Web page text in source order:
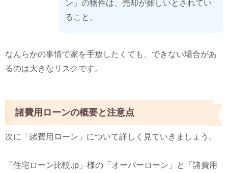
ン」の物件は、売却が難しいとされてい
ること。
なんらかの事情で家を手放したくても、できない場合があ
るのは大きなリスクです。
諸費用ローンの概要と注意点
次に「諸費用ローン」について詳しく見ていきましょう。
「住宅ローン比較.jp」様の「オーバーローン」と「諸費用